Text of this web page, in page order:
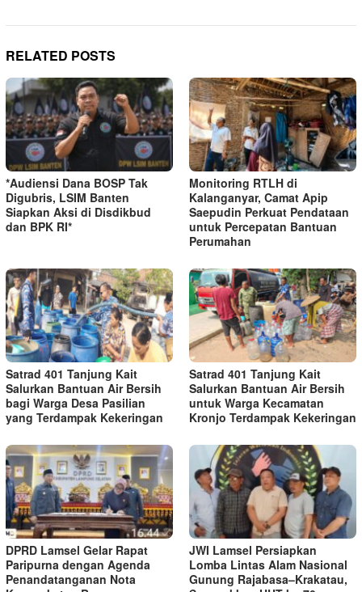
RELATED POSTS
*Audiensi Dana BOSP Tak
Digubris, LSIM Banten
Siapkan Aksi di Disdikbud
dan BPK RI*
Monitoring RTLH di
Kalanganyar, Camat Apip
Saepudin Perkuat Pendataan
untuk Percepatan Bantuan
Perumahan
Satrad 401 Tanjung Kait
Salurkan Bantuan Air Bersih
bagi Warga Desa Pasilian
yang Terdampak Kekeringan
Satrad 401 Tanjung Kait
Salurkan Bantuan Air Bersih
untuk Warga Kecamatan
Kronjo Terdampak Kekeringan
DPRD Lamsel Gelar Rapat
Paripurna dengan Agenda
Penandatanganan Nota
JWI Lamsel Persiapkan
Lomba Lintas Alam Nasional
Gunung Rajabasa–Krakatau,